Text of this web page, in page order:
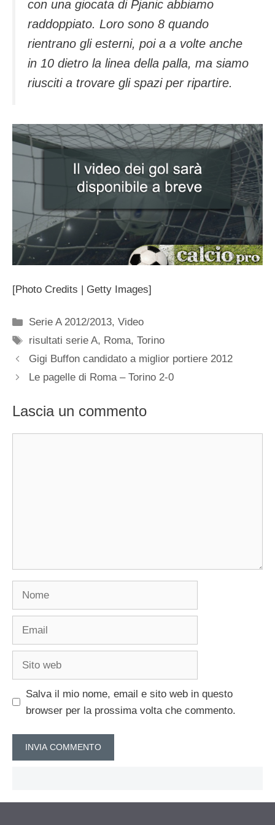
con una giocata di Pjanic abbiamo
raddoppiato. Loro sono 8 quando
rientrano gli esterni, poi a a volte anche
in 10 dietro la linea della palla, ma siamo
riusciti a trovare gli spazi per ripartire.
[Photo Credits | Getty Images]
Categorie
Serie A 2012/2013,Video
Tag
risultati serie A, Roma,Torino
Gigi Buffon candidato a miglior portiere 2012
Le pagelle di Roma – Torino 2-0
Lascia un commento
Nome
Email
Sito
Salva il mio nome, email e sito web in questo
browser per la prossima volta che commento.